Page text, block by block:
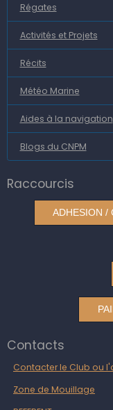
Régates
Activités et Projets
Récits
Météo Marine
Aides à la navigation
Blogs du CNPM
Raccourcis
ADHESION /
Contacts
Contacter le Club ou
Zone de Mouillage